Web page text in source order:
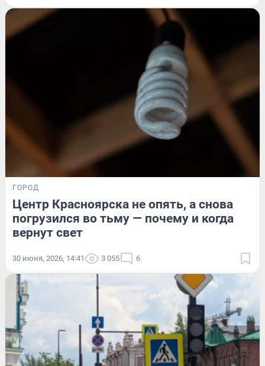
ГОРОД
Центр Красноярска не опять, а снова
погрузился во тьму — почему и когда
вернут свет
30 июня, 2026, 14:41 3 055 6